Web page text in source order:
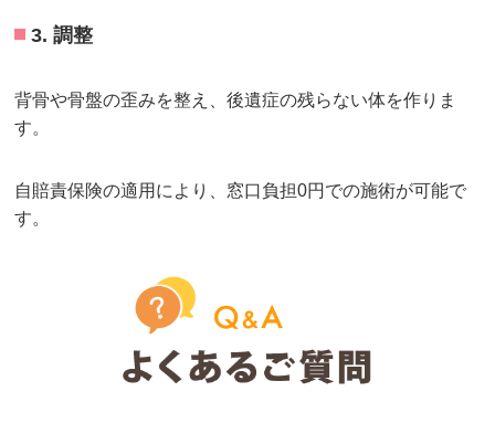
3. 調整
背骨や骨盤の歪みを整え、後遺症の残らない体を作りま
す。
自賠責保険の適用により、窓口負担0円での施術が可能で
す。